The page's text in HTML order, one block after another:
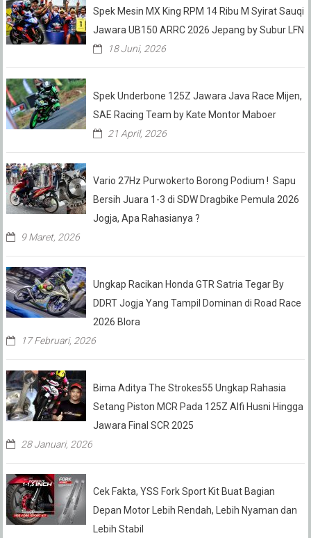
Spek Mesin MX King RPM 14 Ribu M Syirat Sauqi
Jawara UB150 ARRC 2026 Jepang by Subur LFN
18 Juni, 2026
Spek Underbone 125Z Jawara Java Race Mijen,
SAE Racing Team by Kate Montor Maboer
21 April, 2026
Vario 27Hz Purwokerto Borong Podium ! Sapu
Bersih Juara 1-3 di SDW Dragbike Pemula 2026
Jogja, Apa Rahasianya ?
9 Maret, 2026
Ungkap Racikan Honda GTR Satria Tegar By
DDRT Jogja Yang Tampil Dominan di Road Race
2026 Blora
17 Februari, 2026
Bima Aditya The Strokes55 Ungkap Rahasia
Setang Piston MCR Pada 125Z Alfi Husni Hingga
Jawara Final SCR 2025
28 Januari, 2026
Cek Fakta, YSS Fork Sport Kit Buat Bagian
Depan Motor Lebih Rendah, Lebih Nyaman dan
Lebih Stabil